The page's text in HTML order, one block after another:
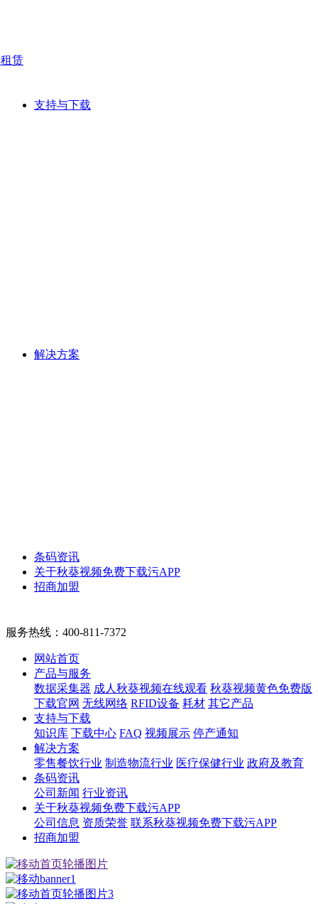
赁
支持与下载
解决方案
条码资讯
关于秋葵视频免费下载污APP
招商加盟
服务热线： 400-811-7372
网站首页
产品与服务
数据采集器 成人秋葵视频在线观看 秋葵视频黄色免费版
下载官网 无线网络 RFID设备 耗材 其它产品
支持与下载
知识库 下载中心 FAQ 视频展示 停产通知
解决方案
零售餐饮行业 制造物流行业 医疗保健行业 政府及教育
条码资讯
公司新闻 行业资讯
关于秋葵视频免费下载污APP
公司信息 资质荣誉 联系秋葵视频免费下载污APP
招商加盟